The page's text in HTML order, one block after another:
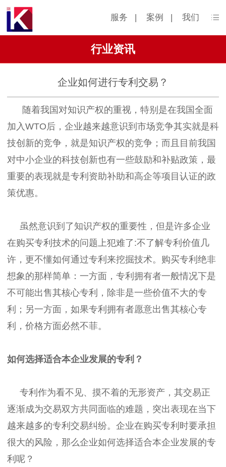
服务 | 案例 | 我们
行业资讯
企业如何进行专利交易？
随着我国对知识产权的重视，特别是在我国全面
加入WTO后，企业越来越意识到市场竞争其实就是科
技创新的竞争，就是知识产权的竞争；而且目前我国
对中小企业的科技创新也有一些鼓励和补贴政策，最
重要的表现就是专利资助补助和高企等项目认证的政
策优惠。
虽然意识到了知识产权的重要性，但是许多企业
在购买专利技术的问题上犯难了:不了解专利价值几
许，更不懂如何通过专利来挖掘技术。购买专利绝非
想象的那样简单：一方面，专利拥有者一般情况下是
不可能出售其核心专利，除非是一些价值不大的专
利；另一方面，如果专利拥有者愿意出售其核心专
利，价格方面必然不菲。
如何选择适合本企业发展的专利？
专利作为看不见、摸不着的无形资产，其交易正
逐渐成为交易双方共同面临的难题，突出表现在当下
越来越多的专利交易纠纷。企业在购买专利时要承担
很大的风险，那么企业如何选择适合本企业发展的专
利呢？